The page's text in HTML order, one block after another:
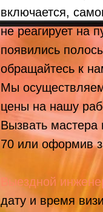
включается,
не реагирует на
появились
обращайтесь к
Мы
цены на нашу
Вызвать
70 или оформив
Выездной
дату и время